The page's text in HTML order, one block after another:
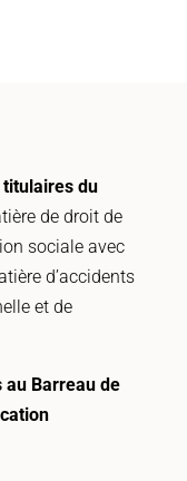
du
de droit de
sociale avec
d’accidents
et de
au Barreau de